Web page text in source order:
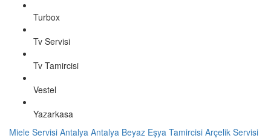
Turbox
Tv Servisi
Tv Tamircisi
Vestel
Yazarkasa
Miele Servisi Antalya Antalya Beyaz Eşya Tamircisi Arçelik Servisi